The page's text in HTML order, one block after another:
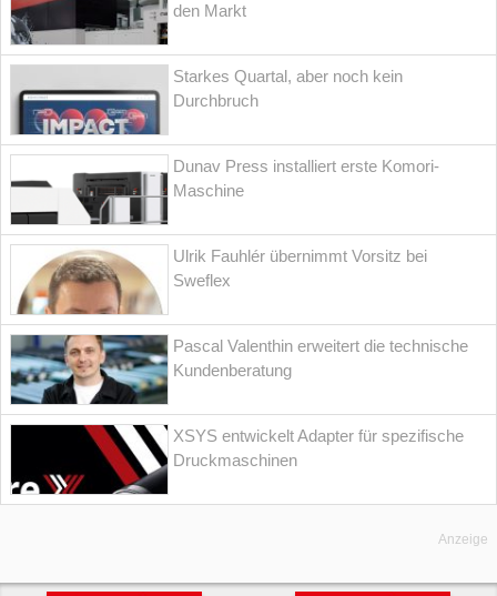
den Markt
Starkes Quartal, aber noch kein
Durchbruch
Dunav Press installiert erste Komori-
Maschine
Ulrik Fauhlér übernimmt Vorsitz bei
Sweflex
Pascal Valenthin erweitert die technische
Kundenberatung
XSYS entwickelt Adapter für spezifische
Druckmaschinen
Anzeige